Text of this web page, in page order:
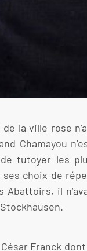
la ville rose
Chamayou
tutoyer les
choix de
il
Franck